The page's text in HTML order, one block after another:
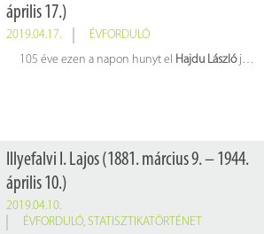
április 17.)
2019.04.17.
ÉVFORDULÓ
105 éve ezen a napon hunyt el Hajdu Lászlójogász, statisztikus.
Illyefalvi I. Lajos (1881. március 9. – 1944.
április 10.)
2019.04.10.
ÉVFORDULÓ, STATISZTIKATÖRTÉNET